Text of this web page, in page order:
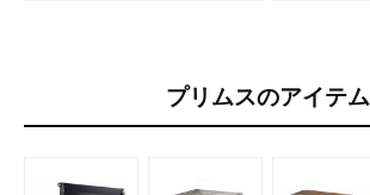
プリムスのアイテム